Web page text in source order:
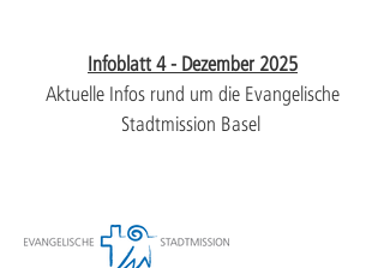
Infoblatt 4 - Dezember 2025
Aktuelle Infos rund um die Evangelische
Stadtmission Basel